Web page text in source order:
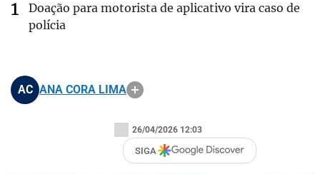
Doação para motorista de aplicativo vira caso de
polícia
AC ANA CORA LIMA
26/04/2026 12:03
SIGA